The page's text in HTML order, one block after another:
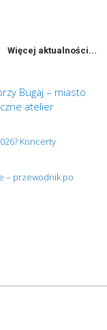
Więcej aktualności...
Bugaj – miasto
atelier
Koncerty
– przewodnik po